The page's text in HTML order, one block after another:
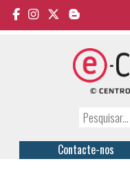
Contacte-nos